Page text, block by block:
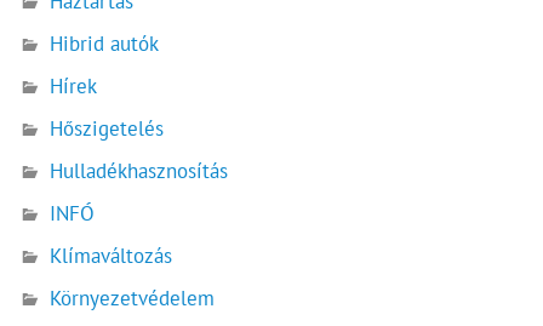
Hibrid autók
Hírek
Hőszigetelés
Hulladékhasznosítás
INFÓ
Klímaváltozás
Környezetvédelem